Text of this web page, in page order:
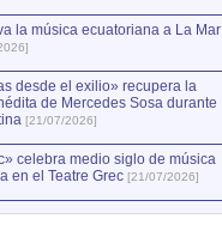
la música ecuatoriana a La Mar
desde el exilio» recupera la
de Mercedes Sosa durante
[21/07/2026]
celebra medio siglo de música
en el Teatre Grec [21/07/2026]